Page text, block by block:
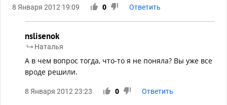
8 Января 2012 19:09 0 Ответить
nslisenok
Наталья
А в чем вопрос тогда, что-то я не поняла? Вы уже все
вроде решили.
8 Января 2012 23:23 0 Ответить